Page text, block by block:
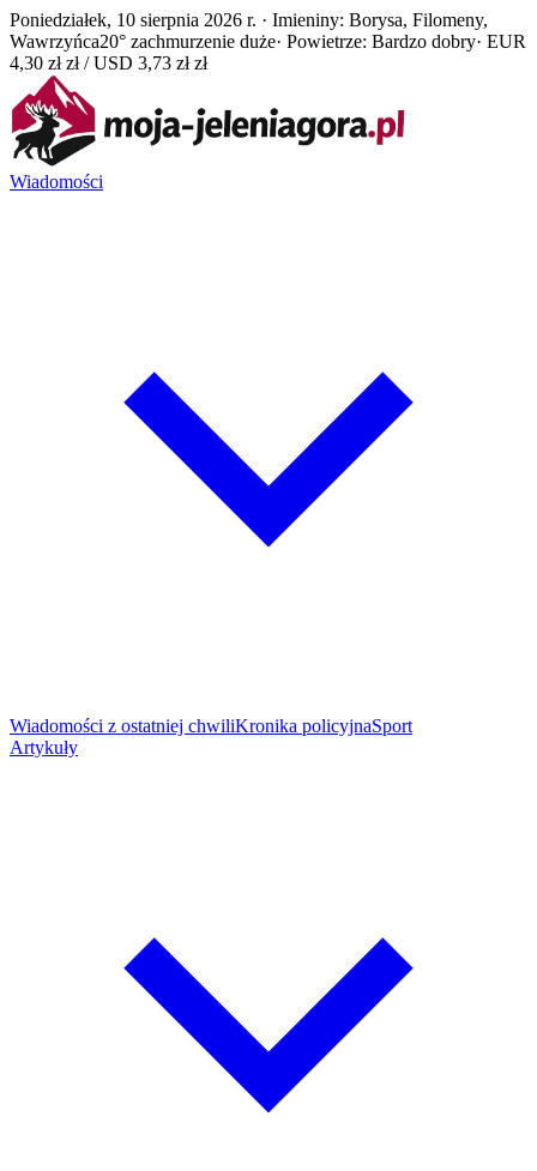
Poniedziałek, 10 sierpnia 2026 r. · Imieniny: Borysa, Filomeny,
Wawrzyńca20° zachmurzenie duże· Powietrze: Bardzo dobry· EUR
4,30 zł zł / USD 3,73 zł zł
Wiadomości
Wiadomości z ostatniej chwiliKronika policyjnaSport
Artykuły